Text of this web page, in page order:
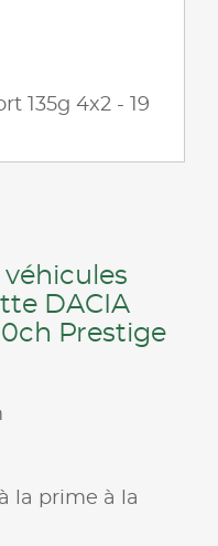
135g 4x2 - 19
DACIA
Prestige
la prime à la